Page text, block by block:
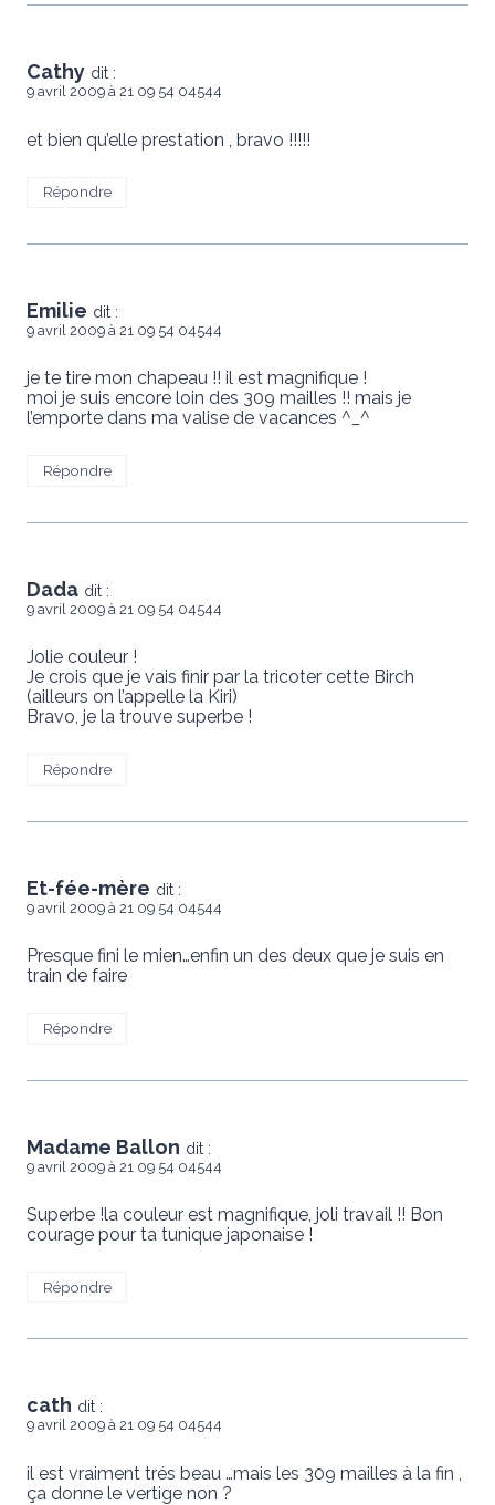
Cathy dit :
9 avril 2009 à 21 09 54 04544
et bien qu’elle prestation , bravo !!!!!
Répondre
Emilie dit :
9 avril 2009 à 21 09 54 04544
je te tire mon chapeau !! il est magnifique !
moi je suis encore loin des 309 mailles !! mais je
l’emporte dans ma valise de vacances ^_^
Répondre
Dada dit :
9 avril 2009 à 21 09 54 04544
Jolie couleur !
Je crois que je vais finir par la tricoter cette Birch
(ailleurs on l’appelle la Kiri)
Bravo, je la trouve superbe !
Répondre
Et-fée-mère dit :
9 avril 2009 à 21 09 54 04544
Presque fini le mien…enfin un des deux que je suis en
train de faire
Répondre
Madame Ballon dit :
9 avril 2009 à 21 09 54 04544
Superbe !la couleur est magnifique, joli travail !! Bon
courage pour ta tunique japonaise !
Répondre
cath dit :
9 avril 2009 à 21 09 54 04544
il est vraiment trés beau …mais les 309 mailles à la fin ,
ça donne le vertige non ?